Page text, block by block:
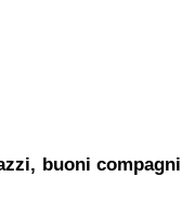
buoni compagni